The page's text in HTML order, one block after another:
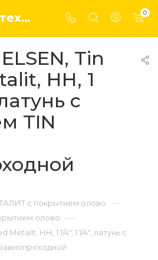
Купить сантехнику, системы отопление и водоснабжения оптом и в розницу в интернет-магазине elsen-opt.ru 0
Tin
НН, 1
с
TIN
с покрытием олово —
олово —
Metalit, НН, 1 1/4", 1 1/4", латунь с